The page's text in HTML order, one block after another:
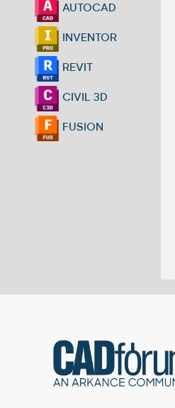
AUTOCAD
INVENTOR
REVIT
CIVIL 3D
FUSION